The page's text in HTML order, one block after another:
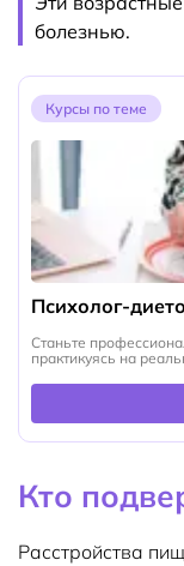
болезнью.
Курсы по теме
Психолог-
Станьте
практикуясь на
Кто
Расстройства